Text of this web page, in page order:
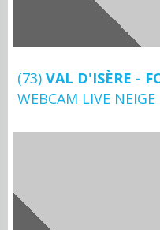
(73) VAL D'ISÈRE -
WEBCAM LIVE NEIGE